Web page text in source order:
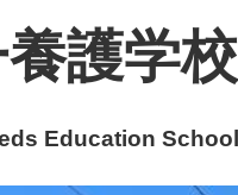
護学校
Education School